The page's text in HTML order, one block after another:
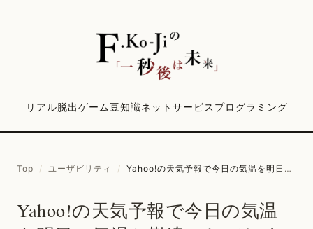
リアル脱出ゲーム豆知識ネットサービス プログラミング
Top / ユーザビリティ / Yahoo!の天気予報で今日の気温を明日の気温と勘違いしてしまう
Yahoo!の天気予報で今日の気温